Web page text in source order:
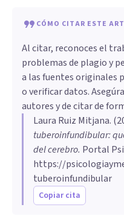
CÓMO CITAR ESTE
Al citar, reconoces el
problemas de plagio y
a las fuentes originales
o verificar datos.
autores y de citar de
Laura Ruiz Mitjana. (
tuberoinfundibular:
del cerebro. Portal
https://
tuberoinfundibular
Copiar cita